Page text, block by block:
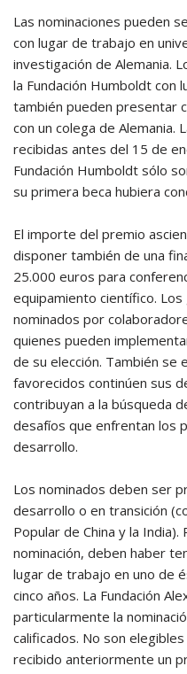
Las nominaciones pueden
con lugar de trabajo en
investigación de Alemania.
la Fundación Humboldt
también pueden presentar
con un colega de Alemania.
recibidas antes del 15 de
Fundación Humboldt sólo
su primera beca hubiera
El importe del premio
disponer también de una
25.000 euros para
equipamiento científico.
nominados por
quienes pueden
de su elección. También se
favorecidos continúen sus
contribuyan a la búsqueda
desafíos que enfrentan los
desarrollo.
Los nominados deben ser
desarrollo o en transición
Popular de China y la
nominación, deben haber
lugar de trabajo en uno de
cinco años. La Fundación
particularmente la
calificados. No son
recibido anteriormente un